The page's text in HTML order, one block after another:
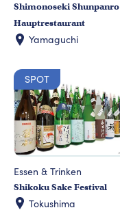
Shimonoseki Shunpanro
Hauptrestaurant
Yamaguchi
SPOT
Essen & Trinken
Shikoku Sake Festival
Tokushima